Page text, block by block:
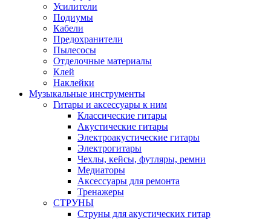
Усилители
Подиумы
Кабели
Предохранители
Пылесосы
Отделочные материалы
Клей
Наклейки
Музыкальные инструменты
Гитары и аксессуары к ним
Классические гитары
Акустические гитары
Электроакустические гитары
Электрогитары
Чехлы, кейсы, футляры, ремни
Медиаторы
Аксессуары для ремонта
Тренажеры
СТРУНЫ
Струны для акустических гитар